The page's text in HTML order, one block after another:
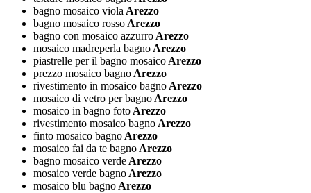
bagno mosaico violaArezzo
bagno mosaico rossoArezzo
bagno con mosaico azzurroArezzo
mosaico madreperla bagnoArezzo
piastrelle per il bagno mosaicoArezzo
prezzo mosaico bagnoArezzo
rivestimento in mosaico bagnoArezzo
mosaico di vetro per bagnoArezzo
mosaico in bagno fotoArezzo
rivestimento mosaico bagnoArezzo
finto mosaico bagnoArezzo
mosaico fai da te bagnoArezzo
bagno mosaico verdeArezzo
mosaico verde bagnoArezzo
mosaico blu bagnoArezzo